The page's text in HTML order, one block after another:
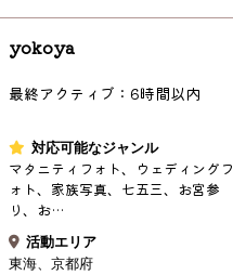
yokoya
最終アクティブ：6時間以内
対応可能なジャンル
マタニティフォト、ウェディングフ
ォト、家族写真、七五三、お宮参
り、お…
活動エリア
東海
京都府